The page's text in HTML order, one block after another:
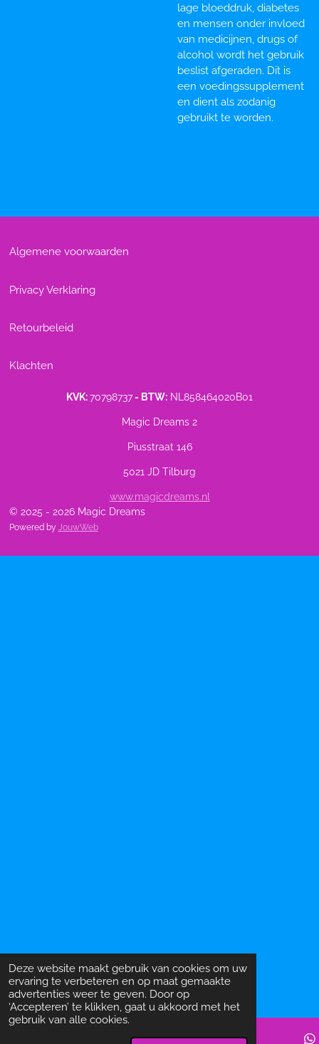
Deze website maakt gebruik van cookies om uw
ervaring te verbeteren en op maat gemaakte
advertenties weer te geven. Door op
‘Accepteren’ te klikken, gaat u akkoord met het
gebruik van alle cookies.
lage bloeddruk, diabetes
en mensen onder invloed
van medicijnen, drugs of
alcohol wordt het gebruik
beslist afgeraden. Dit is
een voedingssupplement
en dient als zodanig
gebruikt te worden.
Algemene voorwaarden
Privacy Verklaring
Retourbeleid
Klachten
KVK:70798737- BTW: NL858464020B01
Magic Dreams 2
Piusstraat 146
5021 JD Tilburg
www.magicdreams.nl
© 2025 - 2026 Magic Dreams
Powered by JouwWeb